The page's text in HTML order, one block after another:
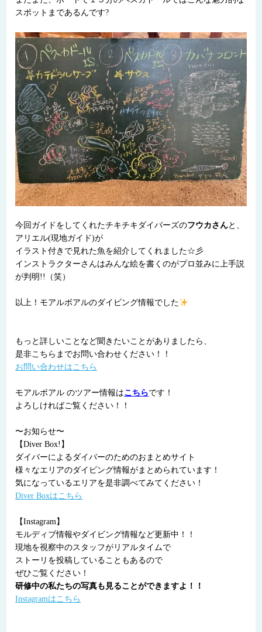
スポットまであるんです?
今回ガイドをしてくれたチキチキダイバーズのフウカさんと、
アリエル(現地ガイド)が
イラスト付きで見れた魚を紹介してくれました☆彡
インストラクターさんはみんな絵を書くのがプロ並みに上手説
が判明!!（笑）
以上！モアルボアルのダイビング情報でした
もっと詳しいことなど聞きたいことがありましたら、
是非こちらまでお問い合わせください！！
お問い合わせはこちら
モアルボアル のツアー情報はこちらです！
よろしければご覧ください！！
〜お知らせ〜
【Diver Box!】
ダイバーによるダイバーのためのおまとめサイト
様々なエリアのダイビング情報がまとめられています！
気になっているエリアを是非調べてみてください！
Diver Boxはこちら
【Instagram】
モルディブ情報やダイビング情報など更新中！！
現地を視察中のスタッフがリアルタイムで
ストーリを投稿していることもあるので
ぜひご覧ください！
研修中の私たちの写真も見ることができますよ！！
Instagramはこちら